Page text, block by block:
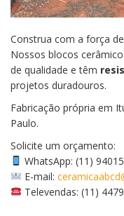
Construa com a força
Nossos blocos
de qualidade e têm
projetos duradouros.
Fabricação própria em
Paulo.
Solicite um orçamento:
WhatsApp: (11)
E-mail:
Televendas: (11)